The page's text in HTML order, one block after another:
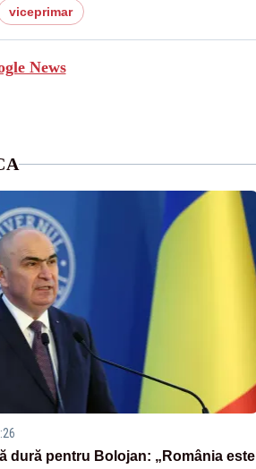
viceprimar
News
dură pentru Bolojan: „România este